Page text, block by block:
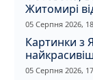
Житомирі
05 Серпня 2026,
Картинки з
святом
05 Серпня 2026,